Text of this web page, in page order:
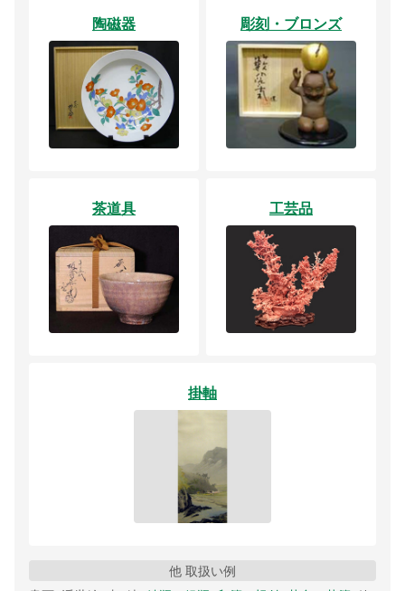
陶磁器 彫刻・ブロンズ
茶道具 工芸品
掛軸
他 取扱い例